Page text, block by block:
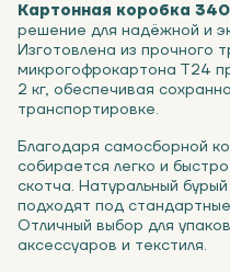
Картонная коробка
решение для надёжной и
Изготовлена из прочного
микрогофрокартона Т24
2 кг, обеспечивая
транспортировке.
Благодаря самосборной
собирается легко и
скотча. Натуральный
подходят под
Отличный выбор для
аксессуаров и текстиля.